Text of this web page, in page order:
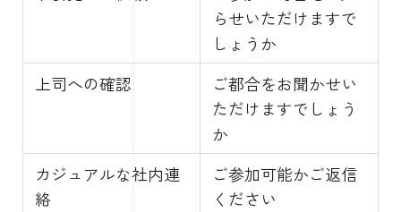
らせいただけますで
しょうか
上司への確認
ご都合をお聞かせい
ただけますでしょう
か
カジュアルな社内連
絡
ご参加可能かご返信
ください